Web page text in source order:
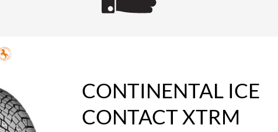
CONTINENTAL ICE
CONTACT XTRM